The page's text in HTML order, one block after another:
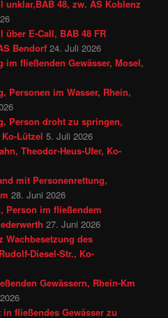
unklar,BAB 48, zw. AS Koblenz
über E-Call, BAB 48 FR
Bendorf 24. Juli 2026
im fließenden Gewässer, Mosel,
Personen im Wasser, Rhein,
Person droht zu springen,
Lützel 5. Juli 2026
Theodor-Heus-Ufer, Ko-
mit Personenrettung,
28. Juni 2026
Person im fließendem
27. Juni 2026
Wachbesetzung des
Diesel-Str., Ko-
Gewässern, Rhein-Km
fließendes Gewässer zu